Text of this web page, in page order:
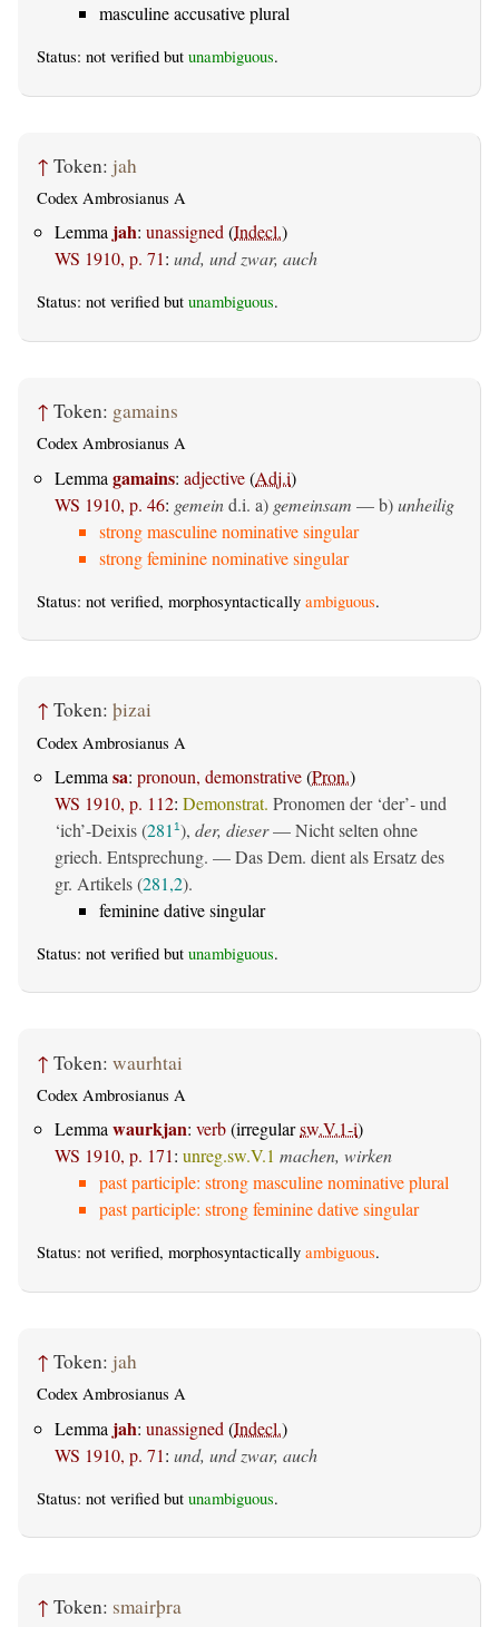
masculine accusative plural
Status: not verified but unambiguous.
↑ Token: jah
Codex Ambrosianus A
Lemma jah: unassigned(Indecl.)
WS 1910, p. 71: und, und zwar, auch
Status: not verified but unambiguous.
↑ Token: gamains
Codex Ambrosianus A
Lemma gamains: adjective(Adj.i)
WS 1910, p. 46: gemeind.i. a) gemeinsam — b)unheilig
strong masculine nominative singular
strong feminine nominative singular
Status: not verified, morphosyntactically ambiguous.
↑ Token: þizai
Codex Ambrosianus A
Lemma sa: pronoun, demonstrative(Pron.)
WS 1910, p. 112: Demonstrat. Pronomen der ‘der’- und
‘ich’-Deixis (281 1), der, dieser— Nicht selten ohne
griech. Entsprechung. — Das Dem. dient als Ersatz des
gr. Artikels (281,2).
feminine dative singular
Status: not verified but unambiguous.
↑ Token: waurhtai
Codex Ambrosianus A
Lemmawaurkjan: verb(irregularsw.V.1-i)
WS 1910, p. 171: unreg.sw.V.1 machen, wirken
past participle: strong masculine nominative plural
past participle: strong feminine dative singular
Status: not verified, morphosyntactically ambiguous.
↑ Token: jah
Codex Ambrosianus A
Lemma jah: unassigned (Indecl.)
WS 1910, p. 71: und, und zwar, auch
Status: not verified but unambiguous.
↑ Token: smairþra